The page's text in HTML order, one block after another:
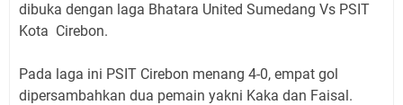
dibuka dengan laga Bhatara United Sumedang Vs PSIT
Kota Cirebon.
Pada laga ini PSIT Cirebon menang 4-0, empat gol
dipersambahkan dua pemain yakni Kaka dan Faisal.